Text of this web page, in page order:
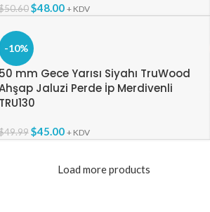
50.60 $48.00 + KDV
-10%
50 mm Gece Yarısı Siyahı TruWood
Jaluzi Perde İp Merdivenli
TRU130
49.99 $45.00 + KDV
Load more products